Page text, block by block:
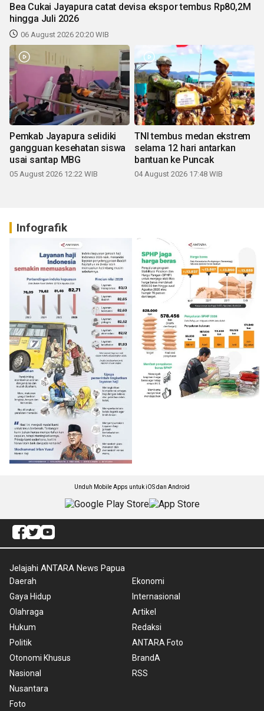
Bea Cukai Jayapura catat devisa ekspor tembus Rp80,2M
hingga Juli 2026
06 August 2026 20:20 WIB
Pemkab Jayapura selidiki
gangguan kesehatan siswa
usai santap MBG
05 August 2026 12:22 WIB
TNI tembus medan ekstrem
selama 12 hari antarkan
bantuan ke Puncak
04 August 2026 17:48 WIB
Infografik
Unduh Mobile Apps untuk iOS dan Android
Jelajahi ANTARA News Papua
Daerah
Gaya Hidup
Olahraga
Hukum
Politik
Otonomi Khusus
Nasional
Nusantara
Foto
Ekonomi
Internasional
Artikel
Redaksi
ANTARA Foto
BrandA
RSS